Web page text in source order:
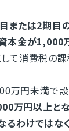
または2期目
資本金が1,000
て消費税の
万円未満で
万円以上と
るわけではなく